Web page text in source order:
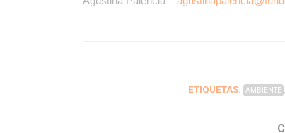
ETIQUETAS: AMBIENTE ,